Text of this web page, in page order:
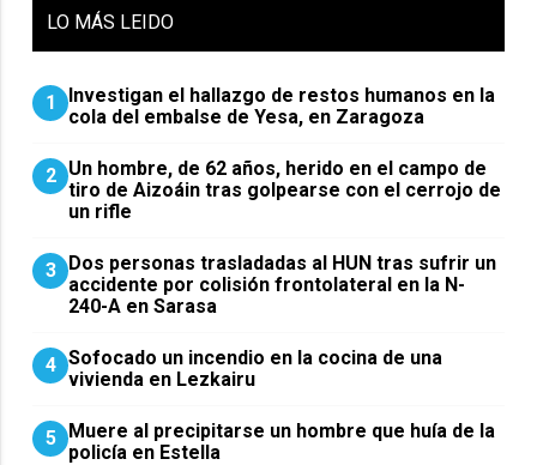
LO MÁS LEIDO
1
Investigan el hallazgo de restos humanos en la
cola del embalse de Yesa, en Zaragoza
2 Un hombre, de 62 años, herido en el campo de
tiro de Aizoáin tras golpearse con el cerrojo de
un rifle
3 ​Dos personas trasladadas al HUN tras sufrir un
accidente por colisión frontolateral en la N-
240-A en Sarasa
4 Sofocado un incendio en la cocina de una
vivienda en Lezkairu
5 Muere al precipitarse un hombre que huía de la
policía en Estella